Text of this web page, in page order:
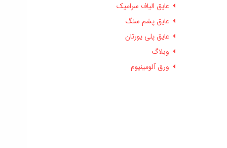
عایق الیاف سرامیک
عایق پشم سنگ
عایق پلی یورتان
وبلاگ
ورق آلومینیوم